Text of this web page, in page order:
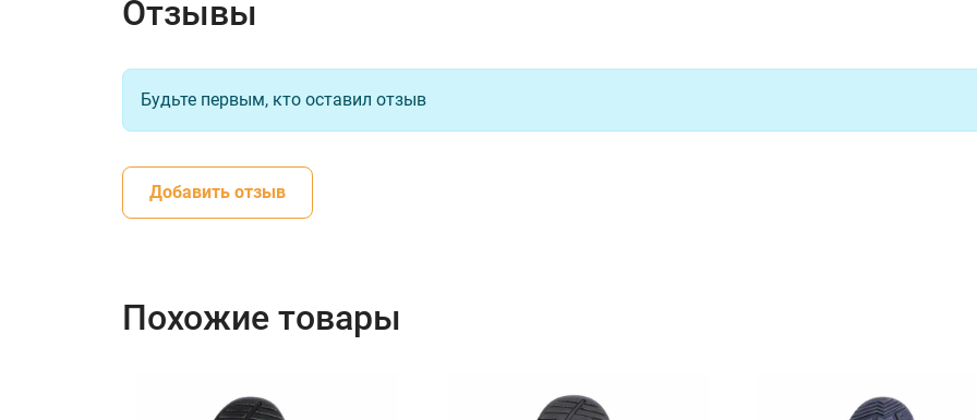
Отзывы
Будьте первым, кто оставил отзыв
Добавить отзыв
Похожие товары